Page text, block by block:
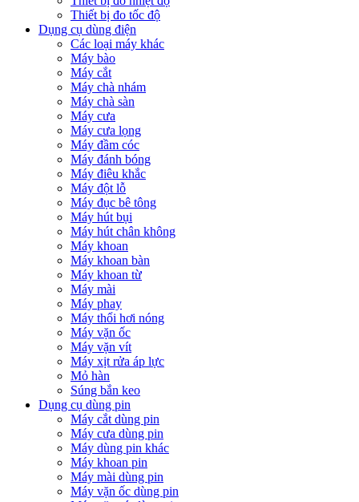
Thiết bị đo tốc độ
Dụng cụ dùng điện
Các loại máy khác
Máy bào
Máy cắt
Máy chà nhám
Máy chà sàn
Máy cưa
Máy cưa lọng
Máy đầm cóc
Máy đánh bóng
Máy điêu khắc
Máy đột lỗ
Máy đục bê tông
Máy hút bụi
Máy hút chân không
Máy khoan
Máy khoan bàn
Máy khoan từ
Máy mài
Máy phay
Máy thổi hơi nóng
Máy vặn ốc
Máy vặn vít
Máy xịt rửa áp lực
Mỏ hàn
Súng bắn keo
Dụng cụ dùng pin
Máy cắt dùng pin
Máy cưa dùng pin
Máy dùng pin khác
Máy khoan pin
Máy mài dùng pin
Máy vặn ốc dùng pin